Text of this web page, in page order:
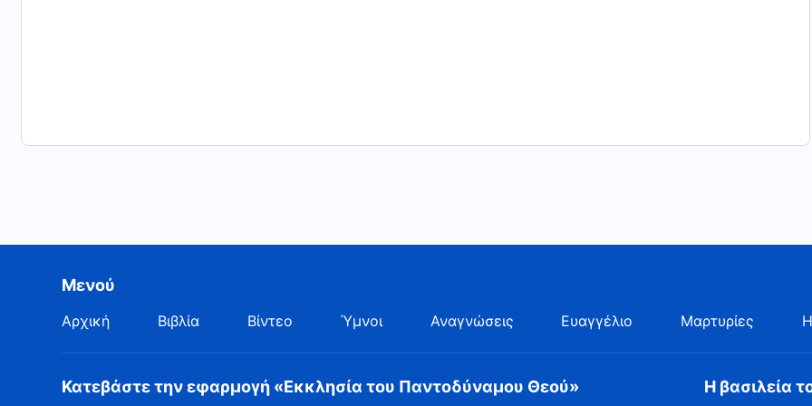
Μενού
Αρχική Βιβλία Βίντεο Ύμνοι Αναγνώσεις Ευαγγέλιο Μαρτυρίες
Κατεβάστε την εφαρμογή «Εκκλησία του Παντοδύναμου Θεού» Η βασιλεία